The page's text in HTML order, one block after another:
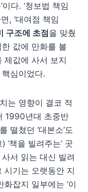
다. ‘청보법 책임
, ‘대여점 책임
구조에 초점을 맞췄
값에 만화를 볼
제값에 사서 보지
심이었다.
는 영향이 결코 적
1990년대 초중반
떨쳤던 ‘대본소’도
책을 빌려주는’ 곳
서 읽는 대신 빌려
시기는 오랫동안 지
잡지 일부에는 ‘이